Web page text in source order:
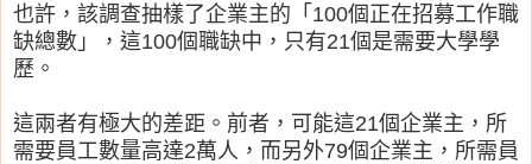
也許，該調查抽樣了企業主的「100個正在招募工作職
缺總數」，這100個職缺中，只有21個是需要大學學
歷。
這兩者有極大的差距。前者，可能這21個企業主，所
需要員工數量高達2萬人，而另外79個企業主，所需員